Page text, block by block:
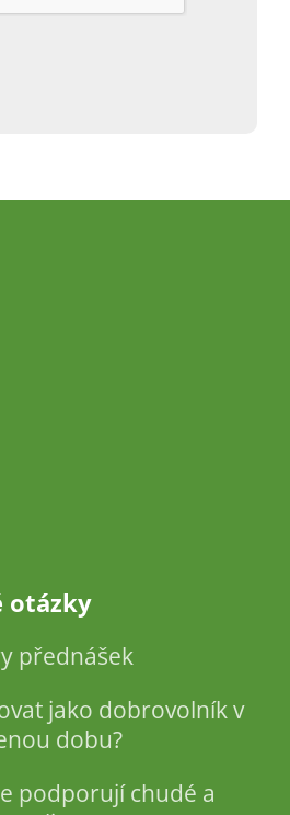
otázky
přednášek
jako dobrovolník v
dobu?
podporují chudé a